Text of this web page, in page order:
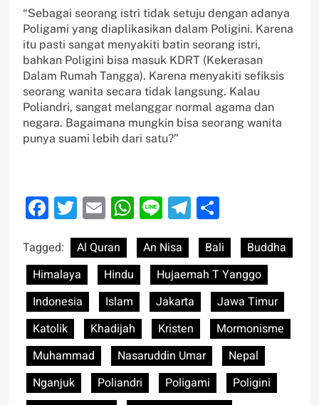
“Sebagai seorang istri tidak setuju dengan adanya
Poligami yang diaplikasikan dalam Poligini. Karena
itu pasti sangat menyakiti batin seorang istri,
bahkan Poligini bisa masuk KDRT (Kekerasan
Dalam Rumah Tangga). Karena menyakiti sefiksis
seorang wanita secara tidak langsung. Kalau
Poliandri, sangat melanggar normal agama dan
negara. Bagaimana mungkin bisa seorang wanita
punya suami lebih dari satu?”
Facebook
Twitter
EmailWhatsApp
LineTelegram
Tagged: Al Quran An Nisa Bali
Buddha
Himalaya
Hindu
Hujaemah T Yanggo
Indonesia
Islam Jakarta
Jawa Timur
Katolik
Khadijah Kristen
Mormonisme
Muhammad
Nasaruddin Umar
Nepal
Nganjuk
Poliandri Poligami
Poligini